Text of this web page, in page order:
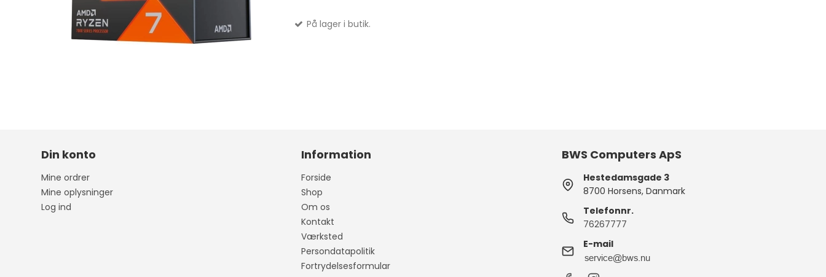
På lager i butik.
Din konto
Mine ordrer
Mine oplysninger
Log ind
Information
Forside
Shop
Om os
Kontakt
Værksted
Persondatapolitik
Fortrydelsesformular
BWS Computers ApS
Hestedamsgade 3
8700 Horsens, Danmark
Telefonnr.
76267777
E-mail